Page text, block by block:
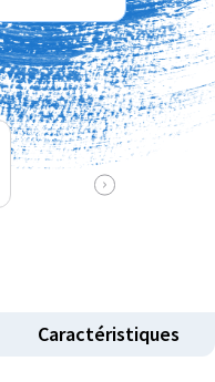
Caractéristiques